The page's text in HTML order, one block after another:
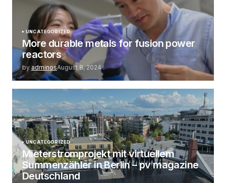
UNCATEGORIZED
More durable metals for fusion power
reactors
by adminosAugust 8, 2024
UNCATEGORIZED
Mieterstromprojekt mit virtuellem
Summenzähler in Berlin – pv magazine
Deutschland